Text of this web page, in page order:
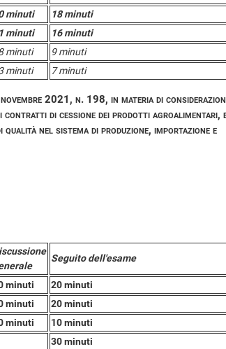
minuti
18 minuti
minuti
16 minuti
minuti
9 minuti
minuti 7 minuti
2021, n. 198, in materia di
contratti di cessione dei prodotti agroalimentari,
nel sistema di produzione, importazione e
Seguito dell'esame
minuti
20 minuti
minuti
20 minuti
minuti
10 minuti
30 minuti